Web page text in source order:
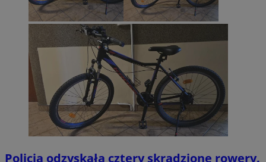
Policja odzyskała cztery skradzione rowery.